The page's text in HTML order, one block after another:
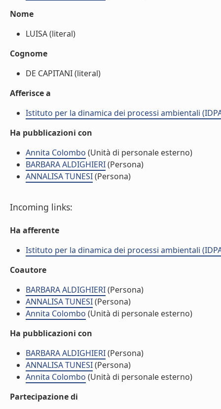
Nome
LUISA (literal)
Cognome
DE CAPITANI (literal)
Afferisce a
Istituto per la dinamica dei processi ambientali
Ha pubblicazioni con
Annita Colombo (Unità di personale esterno)
BARBARA ALDIGHIERI(Persona)
ANNALISA TUNESI(Persona)
Incoming links:
Ha afferente
Istituto per la dinamica dei processi ambientali
Coautore
BARBARA ALDIGHIERI(Persona)
ANNALISA TUNESI(Persona)
Annita Colombo (Unità di personale esterno)
Ha pubblicazioni con
BARBARA ALDIGHIERI(Persona)
ANNALISA TUNESI(Persona)
Annita Colombo (Unità di personale esterno)
Partecipazione di